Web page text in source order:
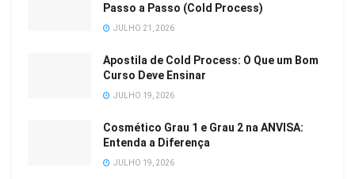
Passo a Passo (Cold Process)
JULHO 21, 2026
Apostila de Cold Process: O Que um Bom
Curso Deve Ensinar
JULHO 19, 2026
Cosmético Grau 1 e Grau 2 na ANVISA:
Entenda a Diferença
JULHO 19, 2026